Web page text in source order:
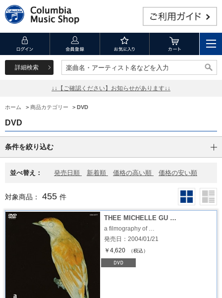
詳細検索 楽曲名・アーティスト名などを入力
楽曲名・アーティスト名などを入力
↓↓【ご確認ください】お知らせがあります↓↓
ホーム > 商品カテゴリー > DVD
DVD
条件を絞り込む
並べ替え： 発売日順 新着順 価格の高い順 価格の安い順
対象商品： 455 件
THEE MICHELLE GU …
a filmography of …
発売日：2004/01/21
￥4,620
（税込）